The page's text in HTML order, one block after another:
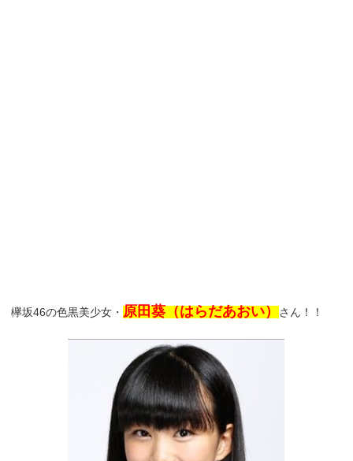
欅坂46の色黒美少女・ 原田葵（はらだあおい） さん！！